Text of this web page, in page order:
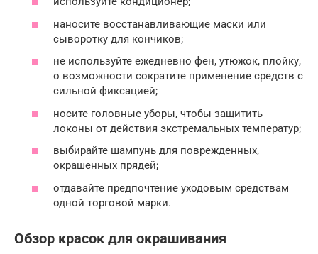
наносите восстанавливающие маски или
сыворотку для кончиков;
не используйте ежедневно фен, утюжок, плойку,
о возможности сократите применение средств с
сильной фиксацией;
носите головные уборы, чтобы защитить
локоны от действия экстремальных температур;
выбирайте шампунь для поврежденных,
окрашенных прядей;
отдавайте предпочтение уходовым средствам
одной торговой марки.
Обзор красок для окрашивания